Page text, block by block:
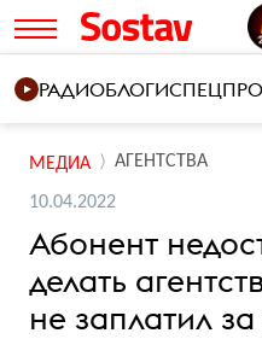
РАДИОБЛОГИ
МЕДИА АГЕНТСТВА
10.04.2022
Абонент
делать
не заплатил